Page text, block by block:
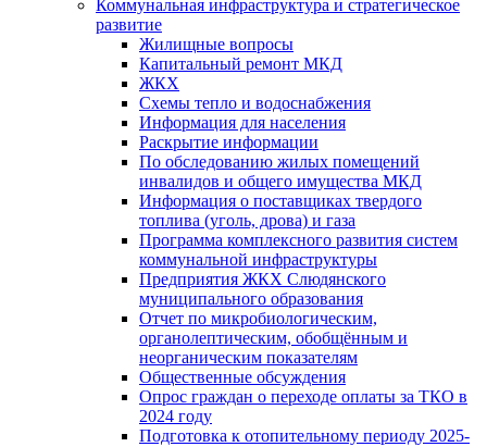
Коммунальная инфраструктура и стратегическое
развитие
Жилищные вопросы
Капитальный ремонт МКД
ЖКХ
Схемы тепло и водоснабжения
Информация для населения
Раскрытие информации
По обследованию жилых помещений
инвалидов и общего имущества МКД
Информация о поставщиках твердого
топлива (уголь, дрова) и газа
Программа комплексного развития систем
коммунальной инфраструктуры
Предприятия ЖКХ Слюдянского
муниципального образования
Отчет по микробиологическим,
органолептическим, обобщённым и
неорганическим показателям
Общественные обсуждения
Опрос граждан о переходе оплаты за ТКО в
2024 году
Подготовка к отопительному периоду 2025-